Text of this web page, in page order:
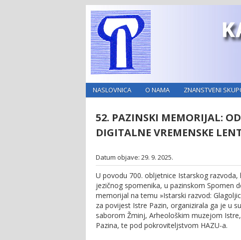
NASLOVNICA O NAMA ZNANSTVENI
52. PAZINSKI MEMORIJAL:
DIGITALNE VREMENSKE
Datum objave: 29. 9. 2025.
U povodu 700. obljetnice Istarskog
jezičnog spomenika, u pazinskom Spomen
memorijal na temu »Istarski razvod:
za povijest Istre Pazin, organizirala ga je u
saborom Žminj, Arheološkim muzejom
Pazina, te pod pokroviteljstvom HAZU-a.